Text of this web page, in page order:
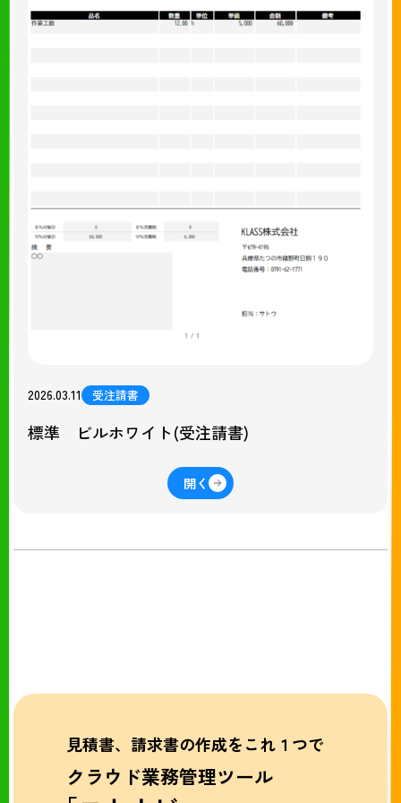
2026.03.11 受注請書
標準 ビルホワイト(受注請書)
開く
見積書、請求書の作成をこれ１つで
クラウド業務管理ツール